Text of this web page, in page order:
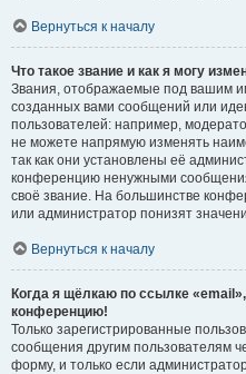
Вернуться к началу
Что такое звание и как я могу
Звания, отображаемые под вашим
созданных вами сообщений или
пользователей: например,
не можете напрямую изменять
так как они установлены её
конференцию ненужными
своё звание. На большинстве
или администратор понизят
Вернуться к началу
Когда я щёлкаю по ссылке
конференцию!
Только зарегистрированные
сообщения другим пользователям
форму, и только если